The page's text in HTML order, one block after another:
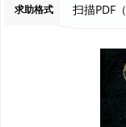
求助格式 扫描PDF（